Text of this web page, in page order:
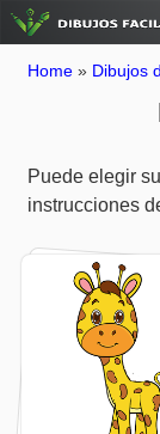
Home » Dibujos
Puede elegir
instrucciones